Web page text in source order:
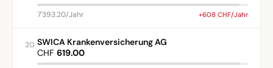
7'393.20/Jahr +608 CHF/Jahr
20 SWICA Krankenversicherung AG
CHF 619.00